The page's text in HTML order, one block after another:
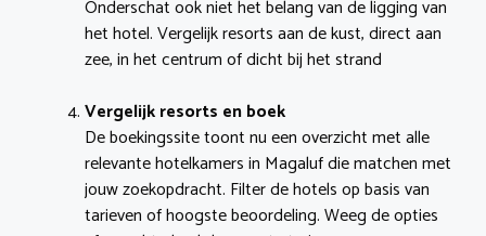
Onderschat ook niet het belang van de ligging van
het hotel. Vergelijk resorts aan de kust, direct aan
zee, in het centrum of dicht bij het strand
Vergelijk resorts en boek
De boekingssite toont nu een overzicht met alle
relevante hotelkamers in Magaluf die matchen met
jouw zoekopdracht. Filter de hotels op basis van
tarieven of hoogste beoordeling. Weeg de opties